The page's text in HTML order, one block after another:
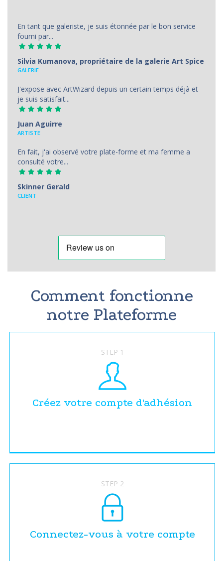
En tant que galeriste, je suis étonnée par le bon service
fourni par...
Silvia Kumanova, propriétaire de la galerie Art Spice
GALERIE
J'expose avec ArtWizard depuis un certain temps déjà et
je suis satisfait...
Juan Aguirre
АRTISTE
En fait, j'ai observé votre plate-forme et ma femme a
consulté votre...
Skinner Gerald
CLIENT
Comment fonctionne
notre Plateforme
STEP 1
Créez votre compte d'adhésion
STEP 2
Connectez-vous à votre compte